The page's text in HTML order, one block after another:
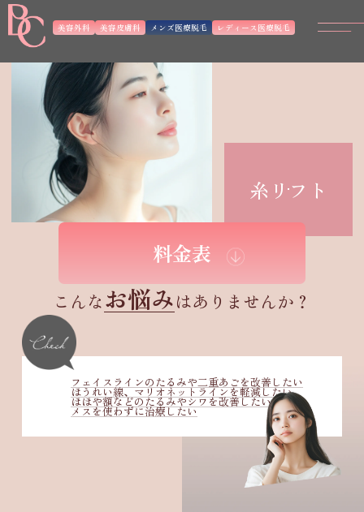
美容外科 美容皮膚科 メンズ医療脱毛 レディース医療脱毛
糸リフト
料金表
こんなお悩みはありませんか？
フェイスラインのたるみや二重あごを改善したい
ほうれい線、マリオネットラインを軽減したい
ほほや額などのたるみやシワを改善したい
メスを使わずに治療したい